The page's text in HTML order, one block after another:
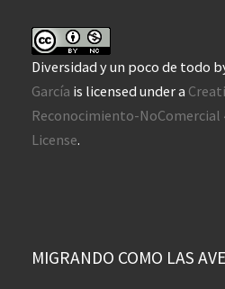
Diversidad y un poco de todo
García is licensed under a
Reconocimiento-NoComercial
License.
MIGRANDO COMO LAS